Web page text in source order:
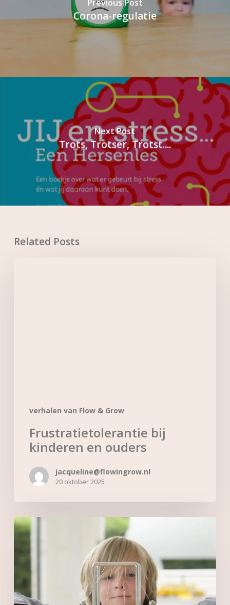
Previous Post
Corona-regulatie
Next Post
Trots, Trotser, Trotst....
Related Posts
verhalen van Flow & Grow
Frustratietolerantie bij
kinderen en ouders
jacqueline@flowingrow.nl
20 oktober 2025
Vertraging